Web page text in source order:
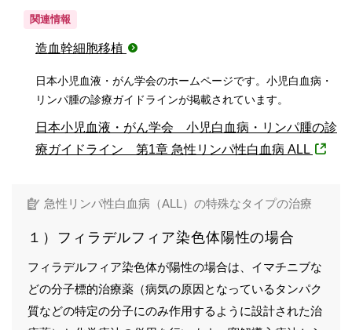
関連情報
造血幹細胞移植
日本小児血液・がん学会のホームページです。小児白血病・
リンパ腫の診療ガイドラインが掲載されています。
日本小児血液・がん学会 小児白血病・リンパ腫の診
療ガイドライン 第1章 急性リンパ性白血病 ALL
急性リンパ性白血病（ALL）の特殊なタイプの治療
１）フィラデルフィア染色体陽性の場合
フィラデルフィア染色体が陽性の場合は、イマチニブな
どの分子標的治療薬（病気の原因となっているタンパク
質などの特定の分子にのみ作用するように設計された治